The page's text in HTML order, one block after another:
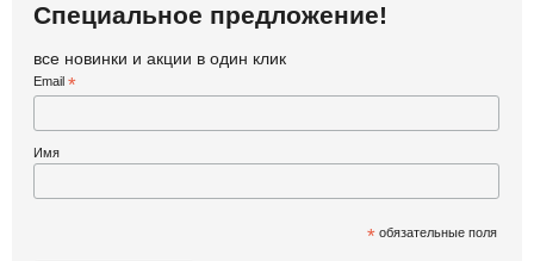
Специальное предложение!
все новинки и акции в один клик
Email *
Имя
*обязательные поля